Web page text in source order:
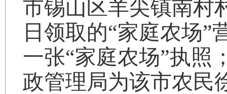
市锡山区羊尖镇南村
日 领取的“家庭农场”
一张“家庭农场”执照
政管理局为该市农民